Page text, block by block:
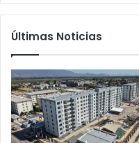
Últimas Noticias